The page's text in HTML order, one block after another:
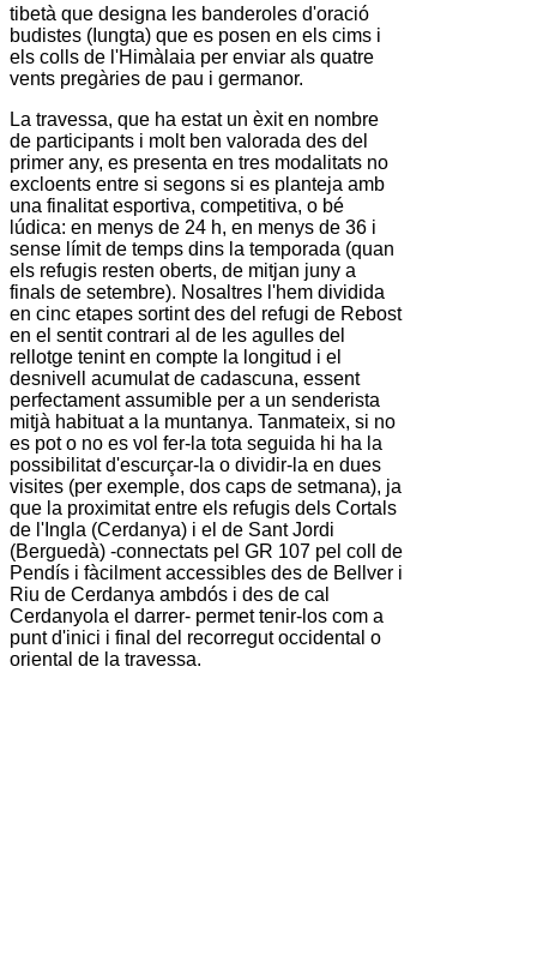
tibetà que designa les banderoles d'oració
budistes (Iungta) que es posen en els cims i
els colls de l'Himàlaia per enviar als quatre
vents pregàries de pau i germanor.
La travessa, que ha estat un èxit en nombre
de participants i molt ben valorada des del
primer any, es presenta en tres modalitats no
excloents entre si segons si es planteja amb
una finalitat esportiva, competitiva, o bé
lúdica: en menys de 24 h, en menys de 36 i
sense límit de temps dins la temporada (quan
els refugis resten oberts, de mitjan juny a
finals de setembre). Nosaltres l'hem dividida
en cinc etapes sortint des del refugi de Rebost
en el sentit contrari al de les agulles del
rellotge tenint en compte la longitud i el
desnivell acumulat de cadascuna, essent
perfectament assumible per a un senderista
mitjà habituat a la muntanya. Tanmateix, si no
es pot o no es vol fer-la tota seguida hi ha la
possibilitat d'escurçar-la o dividir-la en dues
visites (per exemple, dos caps de setmana), ja
que la proximitat entre els refugis dels Cortals
de l'Ingla (Cerdanya) i el de Sant Jordi
(Berguedà) -connectats pel GR 107 pel coll de
Pendís i fàcilment accessibles des de Bellver i
Riu de Cerdanya ambdós i des de cal
Cerdanyola el darrer- permet tenir-los com a
punt d'inici i final del recorregut occidental o
oriental de la travessa.